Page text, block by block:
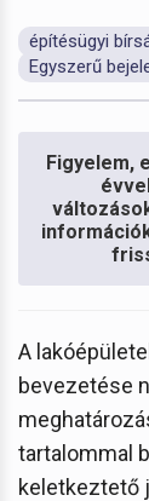
építésügyi
Egyszerű
Figyelem,
A
bevezetése
tartalommal
keletkeztető